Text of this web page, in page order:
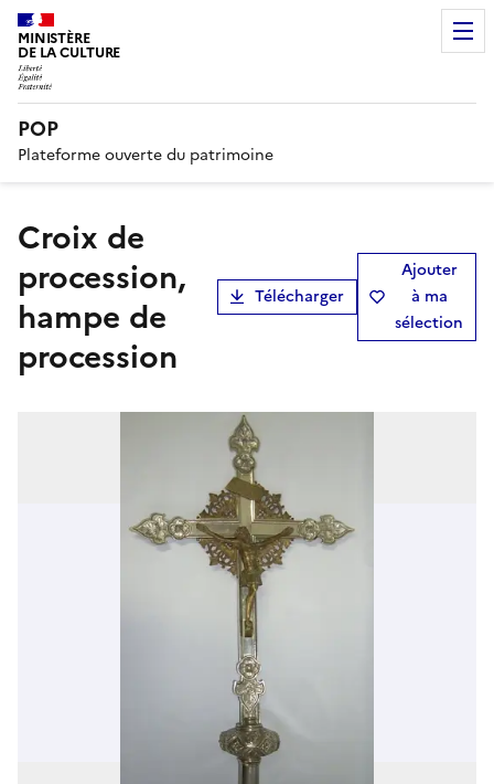
MINISTÈRE
DE LA CULTURE
POP
Plateforme ouverte du patrimoine
Croix de
procession,
hampe de
procession
Télécharger
Ajouter
à ma
sélection